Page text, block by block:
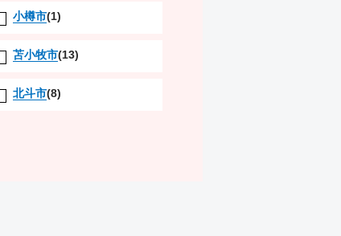
小樽市(1)
苫小牧市(13)
北斗市(8)